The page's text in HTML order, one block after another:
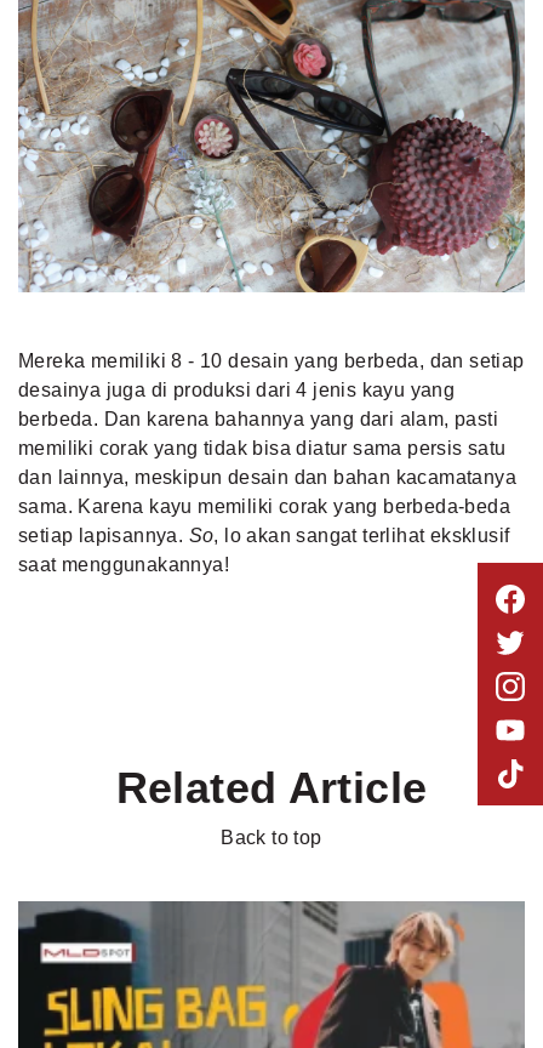
Mereka memiliki 8 - 10 desain yang berbeda, dan setiap
desainya juga di produksi dari 4 jenis kayu yang
berbeda. Dan karena bahannya yang dari alam, pasti
memiliki corak yang tidak bisa diatur sama persis satu
dan lainnya, meskipun desain dan bahan kacamatanya
sama. Karena kayu memiliki corak yang berbeda-beda
setiap lapisannya. So, lo akan sangat terlihat eksklusif
saat menggunakannya!
Related Article
Back to top